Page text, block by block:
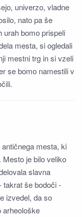
univerzo, vladne
nato pa še
urah bomo prispeli
mesta, si ogledali
mestni trg in si vzeli
se bomo namestili v
mesta, ki
je bilo veliko
slavna
takrat še bodoči -
izvedel, da so
arheološke